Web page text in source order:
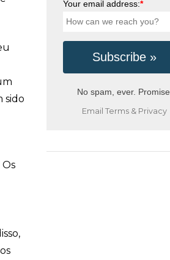
sido
Your email address:*
No spam, ever. Promise.
Email Terms & Privacy